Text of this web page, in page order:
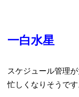
一白水星
スケジュール管理
忙しくなりそうです